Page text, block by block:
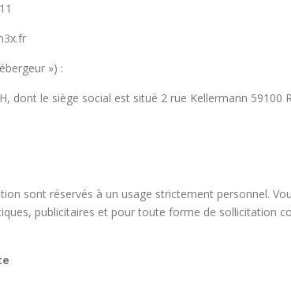
») :
dont le siège social est situé 2 rue Kellermann 59100
sont réservés à un usage strictement personnel.
publicitaires et pour toute forme de sollicitation